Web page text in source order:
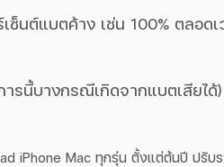
ซ็นต์แบตค้าง เช่น 100% ตลอดเ
ารนี้บางกรณีเกิดจากแบตเสียได้)
iPhone Mac ทุกรุ่น ตั้งแต่ต้นปี ปรับ